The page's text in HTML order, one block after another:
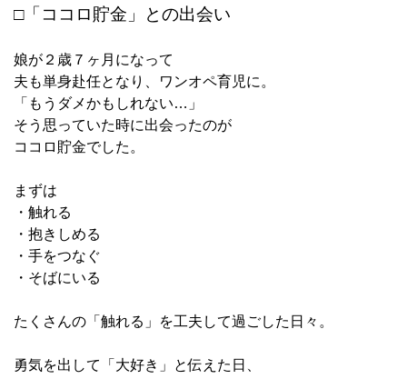
□「ココロ貯金」との出会い
娘が２歳７ヶ月になって
夫も単身赴任となり、ワンオペ育児に。
「もうダメかもしれない…」
そう思っていた時に出会ったのが
ココロ貯金でした。
まずは
・触れる
・抱きしめる
・手をつなぐ
・そばにいる
たくさんの「触れる」を工夫して過ごした日々。
勇気を出して「大好き」と伝えた日、